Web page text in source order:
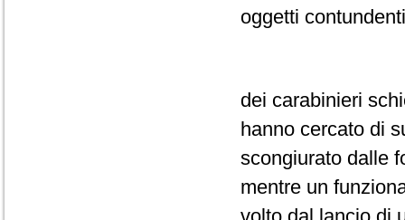
oggetti
dei carabinieri
hanno cercato di
scongiurato dalle
mentre un